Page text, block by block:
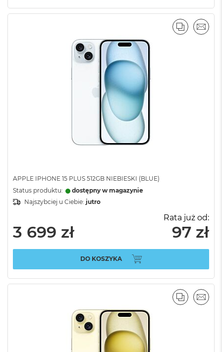
APPLE IPHONE 15 PLUS 512GB NIEBIESKI (BLUE)
Status produktu:
dostępny w magazynie
Najszybciej u Ciebie: jutro
3 699 zł
Rata już od:
97 zł
DO KOSZYKA